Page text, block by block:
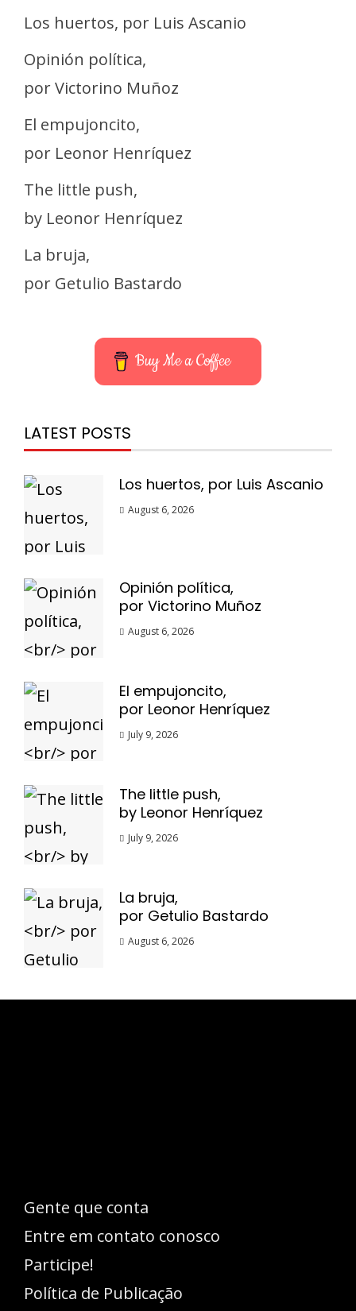
Los huertos, por Luis Ascanio
Opinión política,
por Victorino Muñoz
El empujoncito,
por Leonor Henríquez
The little push,
by Leonor Henríquez
La bruja,
por Getulio Bastardo
Buy Me a Coffee
LATEST POSTS
Los huertos, por Luis Ascanio
August 6, 2026
Opinión política,
por Victorino Muñoz
August 6, 2026
El empujoncito,
por Leonor Henríquez
July 9, 2026
The little push,
by Leonor Henríquez
July 9, 2026
La bruja,
por Getulio Bastardo
August 6, 2026
Gente que conta
Entre em contato conosco
Participe!
Política de Publicação